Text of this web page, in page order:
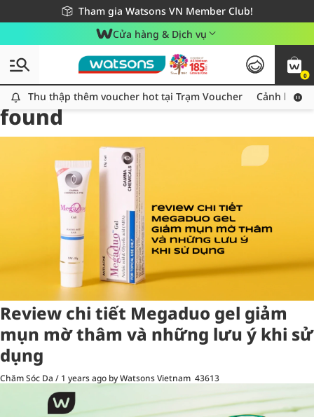
Tham gia Watsons VN Member Club!
Miễn phí giao hàng cho đơn hàng từ 249,000Đ
Giao hàng nhanh 24h - Áp dụng khu vực TP. Hồ Chí Minh
Cửa hàng & Dịch vụ
0
Thu thập thêm voucher hot tại Trạm Voucher
Thu thập thêm voucher hot tại Trạm Voucher Cảnh báo
Tag:giammun10 item(s)
found
Review chi tiết Megaduo gel giảm
mụn mờ thâm và những lưu ý khi sử
dụng
Chăm Sóc Da / 1 years ago by Watsons Vietnam 43613